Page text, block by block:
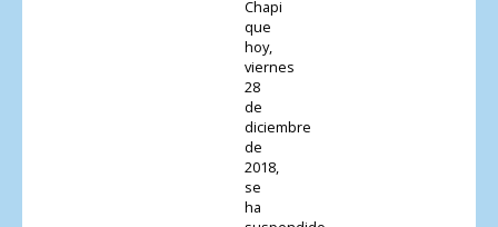
Chapi
que
hoy,
viernes
28
de
diciembre
de
2018,
se
ha